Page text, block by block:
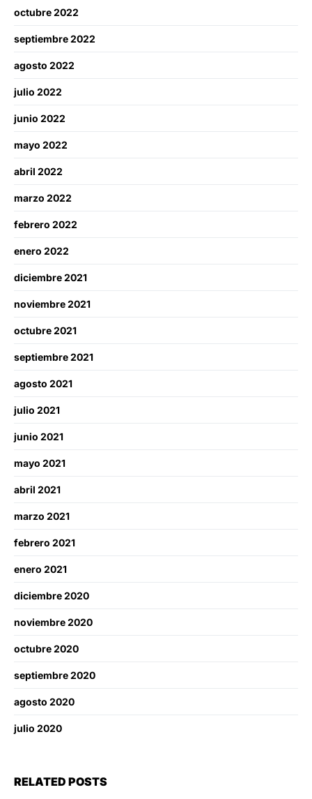
octubre 2022
septiembre 2022
agosto 2022
julio 2022
junio 2022
mayo 2022
abril 2022
marzo 2022
febrero 2022
enero 2022
diciembre 2021
noviembre 2021
octubre 2021
septiembre 2021
agosto 2021
julio 2021
junio 2021
mayo 2021
abril 2021
marzo 2021
febrero 2021
enero 2021
diciembre 2020
noviembre 2020
octubre 2020
septiembre 2020
agosto 2020
julio 2020
RELATED POSTS